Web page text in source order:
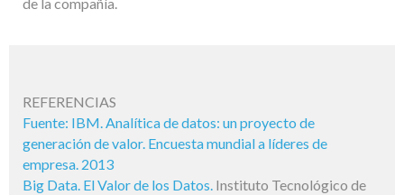
de la compañía.
REFERENCIAS
Fuente: IBM. Analítica de datos: un proyecto de
generación de valor. Encuesta mundial a líderes de
empresa. 2013
Big Data. El Valor de los Datos. Instituto Tecnológico de